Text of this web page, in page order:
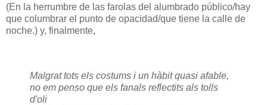
(En la herrumbre de las farolas del alumbrado público/hay
que columbrar el punto de opacidad/que tiene la calle de
noche.) y, finalmente,
Malgrat tots els costums i un hàbit quasi afable,
no em penso que els fanals reflectits als tolls
d'oli